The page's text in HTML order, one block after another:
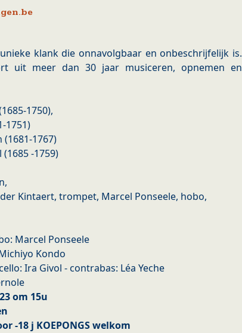
klank die onnavolgbaar en onbeschrijfelijk is.
uit meer dan 30 jaar musiceren, opnemen en
1750),
1751)
1767)
-1759)
Kintaert, trompet, Marcel Ponseele, hobo,
Marcel Ponseele
Kondo
Ira Givol - contrabas: Léa Yeche
om 15u
-18 j KOEPONGS welkom